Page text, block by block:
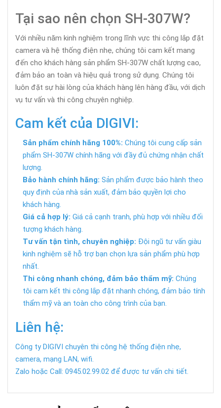
Tại sao nên chọn SH-307W?
Với nhiều năm kinh nghiệm trong lĩnh vực thi công lắp đặt
camera và hệ thống điện nhẹ, chúng tôi cam kết mang
đến cho khách hàng sản phẩm SH-307W chất lượng cao,
đảm bảo an toàn và hiệu quả trong sử dụng. Chúng tôi
luôn đặt sự hài lòng của khách hàng lên hàng đầu, với dịch
vụ tư vấn và thi công chuyên nghiệp.
Cam kết của DIGIVI:
Sản phẩm chính hãng 100%: Chúng tôi cung cấp sản
phẩm SH-307W chính hãng với đầy đủ chứng nhận chất
lượng.
Bảo hành chính hãng: Sản phẩm được bảo hành theo
quy định của nhà sản xuất, đảm bảo quyền lợi cho
khách hàng.
Giá cả hợp lý: Giá cả cạnh tranh, phù hợp với nhiều đối
tượng khách hàng.
Tư vấn tận tình, chuyên nghiệp: Đội ngũ tư vấn giàu
kinh nghiệm sẽ hỗ trợ bạn chọn lựa sản phẩm phù hợp
nhất.
Thi công nhanh chóng, đảm bảo thẩm mỹ: Chúng
tôi cam kết thi công lắp đặt nhanh chóng, đảm bảo tính
thẩm mỹ và an toàn cho công trình của bạn.
Liên hệ:
Công ty DIGIVI chuyên thi công hệ thống điện nhẹ,
camera, mạng LAN, wifi.
Zalo hoặc Call: 0945.02.99.02 để được tư vấn chi tiết.